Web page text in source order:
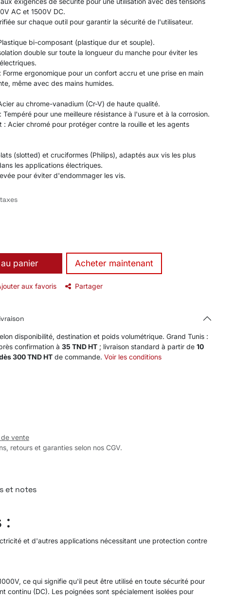
AC et 1500V DC.
sur chaque outil pour garantir la sécurité de l'utilisateur.
bi-composant (plastique dur et souple).
double sur toute la longueur du manche pour éviter les
Forme ergonomique pour un confort accru et une prise en main
même avec des mains humides.
au chrome-vanadium (Cr-V) de haute qualité.
Tempéré pour une meilleure résistance à l'usure et à la corrosion.
: Acier chromé pour protéger contre la rouille et les agents
(slotted) et cruciformes (Philips), adaptés aux vis les plus
les applications électriques.
pour éviter d'endommager les vis.
panier ​Acheter maintenant
aux favoris Partager
disponibilité, destination et poids volumétrique. Grand Tunis :
confirmation à 35 TND HT ; livraison standard à partir de 10
300 TND HT de commande. Voir les conditions
vente
retours et garanties selon nos CGV.
et notes
:
et d'autres applications nécessitant une protection contre
ce qui signifie qu'il peut être utilisé en toute sécurité pour
continu (DC). Les poignées sont spécialement isolées pour